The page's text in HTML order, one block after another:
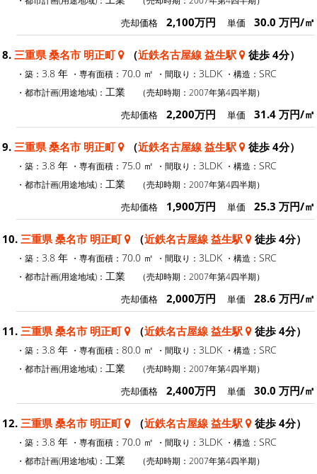
売却価格 2,100万円 単価 30.0 万円/㎡
8. 三重県 桑名市 明正町 （近鉄名古屋線 益生駅 徒歩 4分）
・築： 3.8 年 ・専有面積： 70.0 ㎡ ・間取り： 3LDK ・構造： SRC
・都市計画(用途地域)： 工業 （売却時期：2007年第4四半期）
売却価格 2,200万円 単価 31.4 万円/㎡
9. 三重県 桑名市 明正町 （近鉄名古屋線 益生駅 徒歩 4分）
・築： 3.8 年 ・専有面積： 75.0 ㎡ ・間取り： 3LDK ・構造： SRC
・都市計画(用途地域)： 工業 （売却時期：2007年第4四半期）
売却価格 1,900万円 単価 25.3 万円/㎡
10. 三重県 桑名市 明正町 （近鉄名古屋線 益生駅 徒歩 4分）
・築： 3.8 年 ・専有面積： 70.0 ㎡ ・間取り： 3LDK ・構造： SRC
・都市計画(用途地域)： 工業 （売却時期：2007年第4四半期）
売却価格 2,000万円 単価 28.6 万円/㎡
11. 三重県 桑名市 明正町 （近鉄名古屋線 益生駅 徒歩 4分）
・築： 3.8 年 ・専有面積： 80.0 ㎡ ・間取り： 3LDK ・構造： SRC
・都市計画(用途地域)： 工業 （売却時期：2007年第4四半期）
売却価格 2,400万円 単価 30.0 万円/㎡
12. 三重県 桑名市 明正町 （近鉄名古屋線 益生駅 徒歩 4分）
・築： 3.8 年 ・専有面積： 70.0 ㎡ ・間取り： 3LDK ・構造： SRC
・都市計画(用途地域)： 工業 （売却時期：2007年第4四半期）